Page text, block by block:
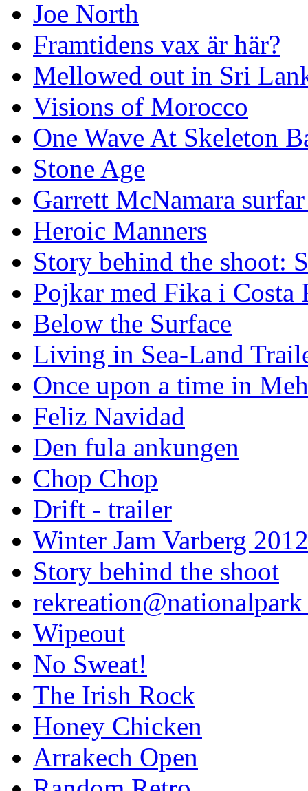
Joe North
Framtidens vax är här?
Mellowed out in Sri
Visions of Morocco
One Wave At Skeleton
Stone Age
Garrett McNamara
Heroic Manners
Story behind the shoot:
Pojkar med Fika i Costa
Below the Surface
Living in Sea-Land
Once upon a time in
Feliz Navidad
Den fula ankungen
Chop Chop
Drift - trailer
Winter Jam Varberg 2012
Story behind the shoot
rekreation@nationalpark
Wipeout
No Sweat!
The Irish Rock
Honey Chicken
Arrakech Open